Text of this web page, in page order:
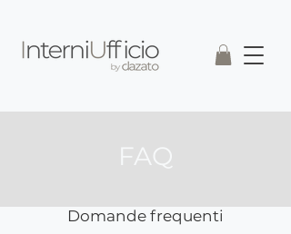
FAQ
Domande frequenti